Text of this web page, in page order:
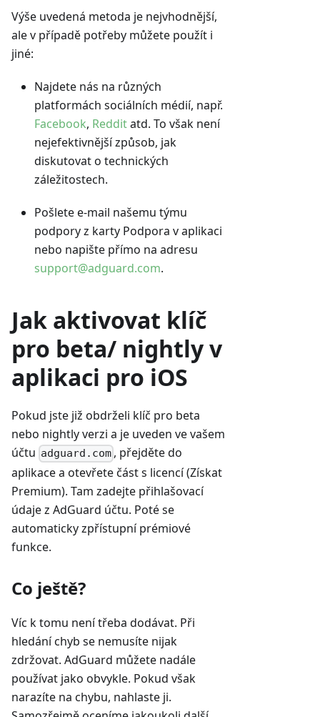
Výše uvedená metoda je nejvhodnější,
ale v případě potřeby můžete použít i
jiné:
Najdete nás na různých
platformách sociálních médií, např.
Facebook, Redditatd. To však není
nejefektivnější způsob, jak
diskutovat o technických
záležitostech.
Pošlete e-mail našemu týmu
podpory z karty Podpora v aplikaci
nebo napište přímo na adresu
support@adguard.com.
Jak aktivovat klíč
pro beta/ nightly v
aplikaci pro iOS
Pokud jste již obdrželi klíč pro beta
nebo nightly verzi a je uveden ve vašem
účtu adguard.com , přejděte do
aplikace a otevřete část s licencí (Získat
Premium). Tam zadejte přihlašovací
údaje z AdGuard účtu. Poté se
automaticky zpřístupní prémiové
funkce.
Co ještě?
Víc k tomu není třeba dodávat. Při
hledání chyb se nemusíte nijak
zdržovat. AdGuard můžete nadále
používat jako obvykle. Pokud však
narazíte na chybu, nahlaste ji.